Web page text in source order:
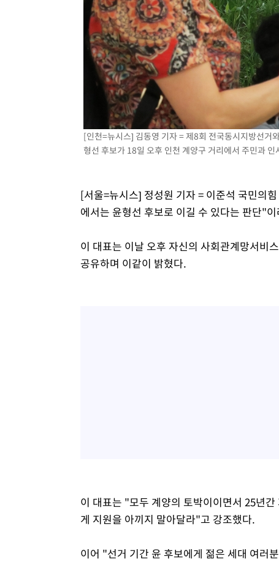
'월드컵 탈락 후폭풍' 축구협회…초유의 압수수색에 '충격·당
서울 낮 37.9도, 올여름 최고치 경신…영등포 순간 '40도'
[속보]종합특검, 대검 추가 압수수색…내란 중요임무종사 혐의
[속보]코스닥, 800p 회복…0.26% 오른 801.67 마감
[속보]코스피, 301.88포인트(4.58%) 내린 6296.38 마감
[속보]원·달러 환율, 0.7원 내린 1423.8원 마감
"여기 떨어졌다"…다누리, 스페이스X 로켓 달 충돌 흔적 포착
손흥민, 5경기 연속골 실패…LAFC는 승부차기 끝 과달라하라
내일까지 39도 '펄펄'…기상청 "태풍 지나며 폭염 잠시 꺾인
[인천=뉴시스] 김동영 기자 = 제8회 전국동시지방선거
형선 후보가 18일 오후 인천 계양구 거리에서 주민과
[서울=뉴시스] 정성원 기자 = 이준석 국민의
에서는 윤형선 후보로 이길 수 있다는 판단"
이 대표는 이날 오후 자신의 사회관계망서비
공유하며 이같이 밝혔다.
이 대표는 "모두 계양의 토박이이면서 25년
게 지원을 아끼지 말아달라"고 강조했다.
이어 "선거 기간 윤 후보에게 젊은 세대 여러